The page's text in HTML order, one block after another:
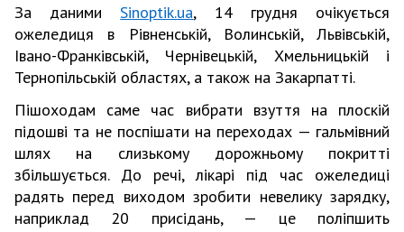
За даними Sinoptik.ua, 14 грудня очікується
ожеледиця в Рівненській, Волинській, Львівській,
Івано-Франківській, Чернівецькій, Хмельницькій і
Тернопільській областях, а також на Закарпатті.
Пішоходам саме час вибрати взуття на плоскій
підошві та не поспішати на переходах — гальмівний
шлях на слизькому дорожньому покритті
збільшується. До речі, лікарі під час ожеледиці
радять перед виходом зробити невелику зарядку,
наприклад 20 присідань, — це поліпшить